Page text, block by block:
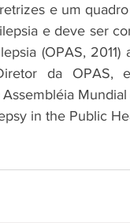
e um
e deve ser
(OPAS,
da OPAS,
Mundial
in the Public